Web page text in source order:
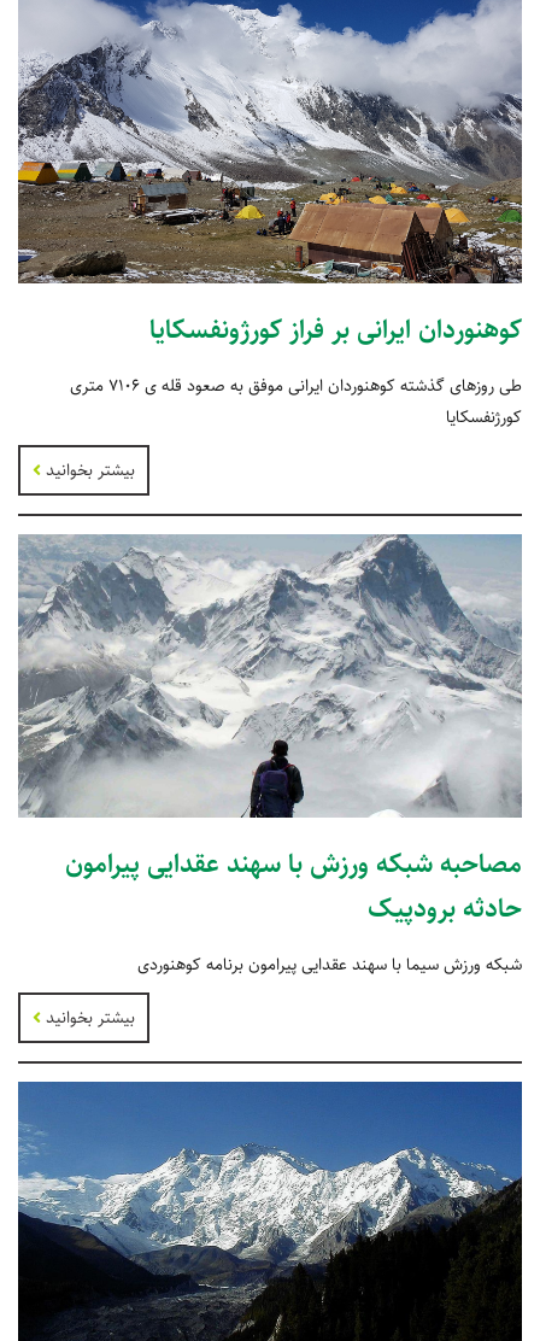
کوهنوردان ایرانی بر فراز کورژونفسکایا
طی روزهای گذشته کوهنوردان ایرانی موفق به صعود قله ی 7106 متری
کورژنفسکایا
بیشتر بخوانید
مصاحبه شبکه ورزش با سهند عقدایی پیرامون
حادثه برودپیک
شبکه ورزش سیما با سهند عقدایی پیرامون برنامه کوهنوردی
بیشتر بخوانید